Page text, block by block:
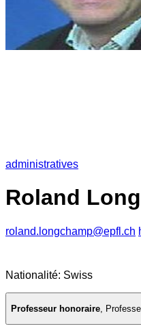
administratives
Roland
roland.longchamp@epfl.ch
Nationalité: Swiss
Professeur honoraire,